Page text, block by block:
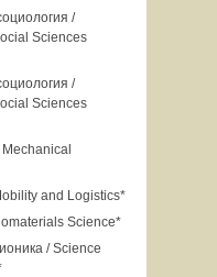
/
Sciences
/
Sciences
and Logistics*
Science*
/ Science